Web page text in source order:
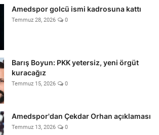
Amedspor golcü ismi kadrosuna kattı
Temmuz 28, 2026 0
Barış Boyun: PKK yetersiz, yeni örgüt
kuracağız
Temmuz 15, 2026 0
Amedspor'dan Çekdar Orhan açıklaması
Temmuz 13, 2026 0